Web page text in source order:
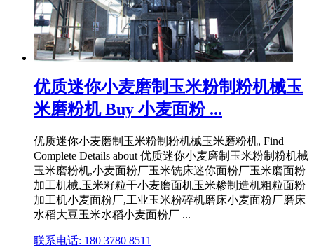
优质迷你小麦磨制玉米粉制粉机械玉
米磨粉机 Buy 小麦面粉 ...
优质迷你小麦磨制玉米粉制粉机械玉米磨粉机, Find
Complete Details about 优质迷你小麦磨制玉米粉制粉机械
玉米磨粉机,小麦面粉厂玉米铣床迷你面粉厂玉米磨面粉
加工机械,玉米籽粒干小麦磨面机玉米糁制造机粗粒面粉
加工机小麦面粉厂,工业玉米粉碎机磨床小麦面粉厂磨床
水稻大豆玉米水稻小麦面粉厂 ...
联系电话: 180 3780 8511